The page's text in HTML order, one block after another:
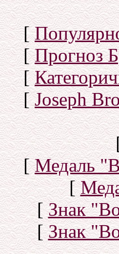
[
[Прогноз
[
[Joseph
[Медаль
[
[Знак
[Знак